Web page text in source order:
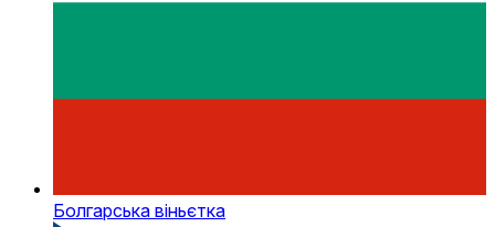
Болгарська віньєтка